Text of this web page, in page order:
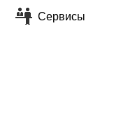
Сервисы